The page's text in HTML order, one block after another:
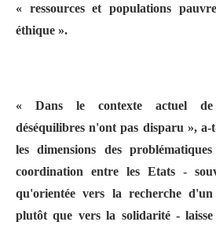
« ressources et populations
éthique ».
« Dans le contexte actuel de
déséquilibres n'ont pas disparu »,
les dimensions des
coordination entre les Etats -
qu'orientée vers la recherche
plutôt que vers la solidarité - laisse